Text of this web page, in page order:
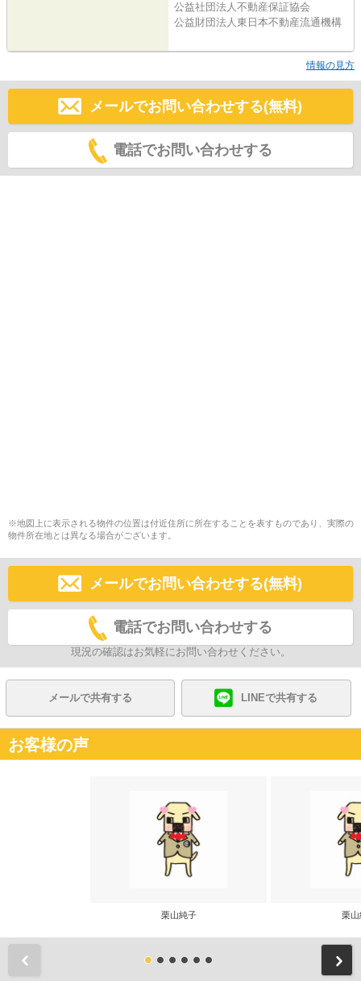
公益社団法人不動産保証協会
公益財団法人東日本不動産流通機構
情報の見方
メールでお問い合わせする(無料)
電話でお問い合わせする
※地図上に表示される物件の位置は付近住所に所在することを表すものであり、実際の
物件所在地とは異なる場合がございます。
メールでお問い合わせする(無料)
電話でお問い合わせする
現況の確認はお気軽にお問い合わせください。
メールで共有する LINEで共有する
お客様の声
栗山純子 栗山